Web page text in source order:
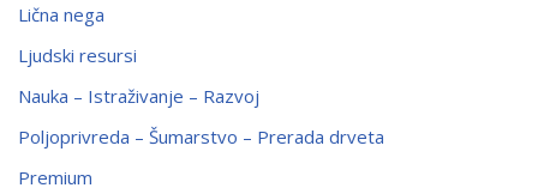
Lična nega
Ljudski resursi
Nauka – Istraživanje – Razvoj
Poljoprivreda – Šumarstvo – Prerada drveta
Premium